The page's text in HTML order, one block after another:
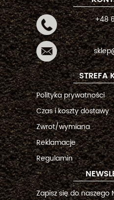
+48
STREFA
Polityka prywatności
Czas i koszty dostawy
Zwrot/wymiana
Reklamacje
Regulamin
Zapisz się do naszego